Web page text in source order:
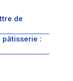
de
: